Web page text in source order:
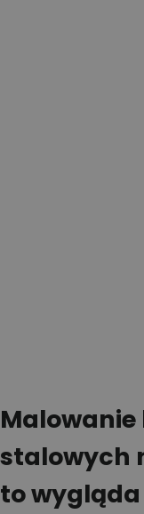
stalowych
to